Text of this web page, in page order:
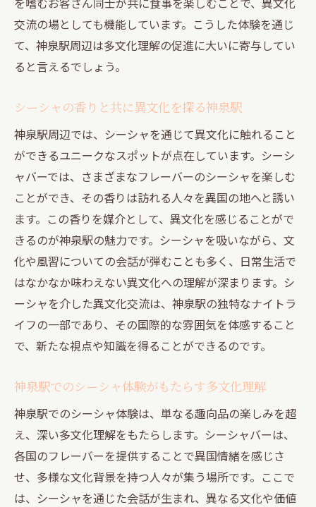
交流の場としても機能しています。こうした体験を通じ
て、神泉駅周辺は多文化理解の促進に大いに寄与してい
ると言えるでしょう。
シーシャの香りと共に異文化を探る神泉駅
神泉駅周辺では、シーシャを通じて異文化に触れること
ができるユニークなスポットが点在しています。シーシ
ャバーでは、さまざまなフレーバーのシーシャを楽しむ
ことができ、その香りは訪れる人々を異国の地へと誘い
ます。この香りを媒介として、異文化を感じることがで
きるのが神泉駅の魅力です。シーシャを吸いながら、文
化や風習についての会話が弾むことも多く、日常生活で
はなかなか味わえない異文化への理解が深まります。シ
ーシャを介した異文化交流は、神泉駅の独特なナイトラ
イフの一部であり、その国際的な雰囲気を体感すること
で、新たな視点や知識を得ることができるのです。
神泉駅でのシーシャ体験がもたらす多文化理解
神泉駅でのシーシャ体験は、単なる趣向品の楽しみを超
え、深い多文化理解をもたらします。シーシャバーは、
各国のフレーバーを提供することで異国情緒を感じさ
せ、多様な文化背景を持つ人々が集う場所です。ここで
は、シーシャを通じた会話が生まれ、異なる文化や価値